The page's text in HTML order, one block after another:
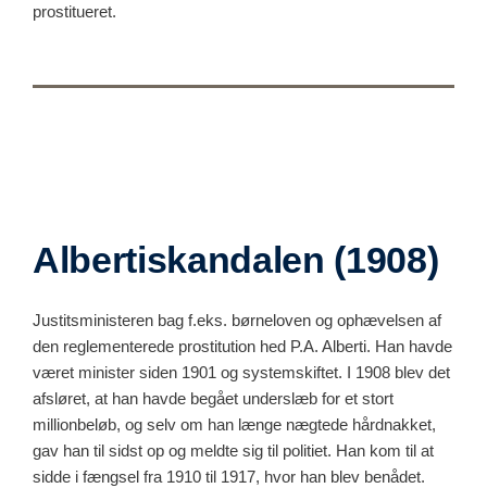
prostitueret.
Albertiskandalen (1908)
Justitsministeren bag f.eks. børneloven og ophævelsen af
den reglementerede prostitution hed P.A. Alberti. Han havde
været minister siden 1901 og systemskiftet. I 1908 blev det
afsløret, at han havde begået underslæb for et stort
millionbeløb, og selv om han længe nægtede hårdnakket,
gav han til sidst op og meldte sig til politiet. Han kom til at
sidde i fængsel fra 1910 til 1917, hvor han blev benådet.